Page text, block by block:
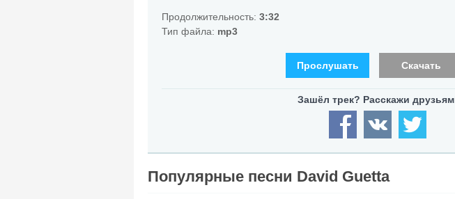
Продолжительность: 3:32
Тип файла: mp3
Прослушать Скачать
Популярные песни David Guetta